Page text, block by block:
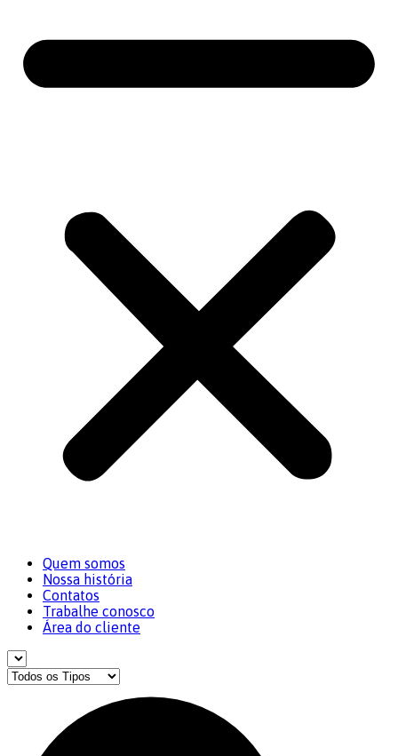
Quem somos
Nossa história
Contatos
Trabalhe conosco
Área do cliente